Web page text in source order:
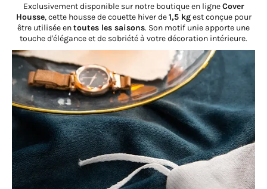
Exclusivement disponible sur notre boutique en ligneCover
Housse, cette housse de couette hiver de1,5 kgest conçue pour
être utilisée entoutes les saisons. Son motif unie apporte une
touche d'élégance et de sobriété à votre décoration intérieure.